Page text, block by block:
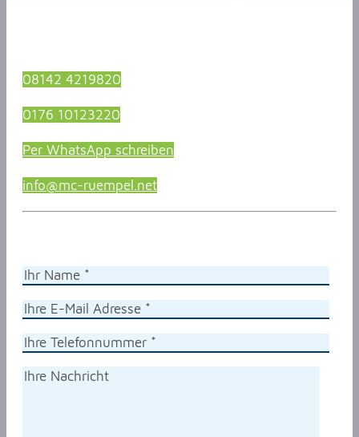
08142 4219820
0176 10123220
Per WhatsApp schreiben
info@mc-ruempel.net